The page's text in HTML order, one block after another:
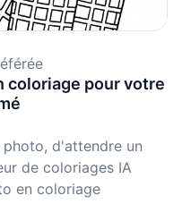
coloriage pour votre
d'attendre un
de coloriages IA
en coloriage